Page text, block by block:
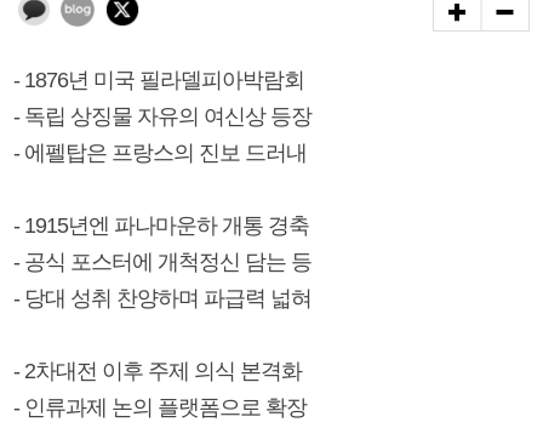
- 1876년 미국 필라델피아박람회
- 독립 상징물 자유의 여신상 등장
- 에펠탑은 프랑스의 진보 드러내
- 1915년엔 파나마운하 개통 경축
- 공식 포스터에 개척정신 담는 등
- 당대 성취 찬양하며 파급력 넓혀
- 2차대전 이후 주제 의식 본격화
- 인류과제 논의 플랫폼으로 확장